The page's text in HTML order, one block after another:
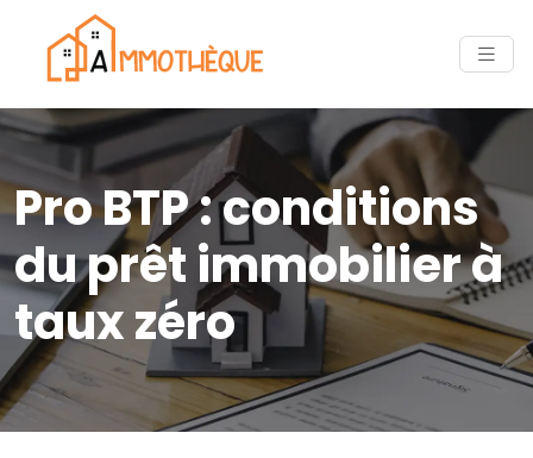
Pro BTP : conditions
du prêt immobilier à
taux zéro